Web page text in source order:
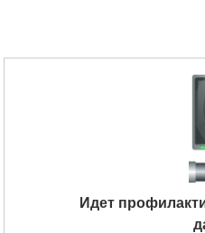
Идет